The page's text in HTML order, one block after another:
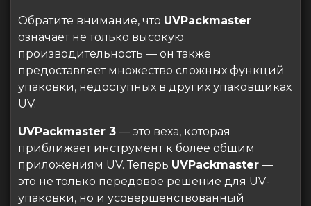
Обратите внимание, что UVPackmaster
означает не только высокую
производительность — он также
предоставляет множество сложных функций
упаковки, недоступных в других упаковщиках
UV.
UVPackmaster 3 — это веха, которая
приближает инструмент к более общим
приложениям UV. Теперь UVPackmaster —
это не только передовое решение для UV-
упаковки, но и усовершенствованный